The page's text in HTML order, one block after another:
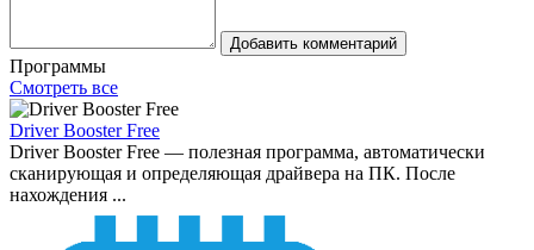
Добавить комментарий
Программы
Смотреть все
Driver Booster Free
Driver Booster Free — полезная программа, автоматически
сканирующая и определяющая драйвера на ПК. После
нахождения ...